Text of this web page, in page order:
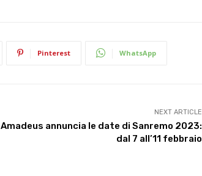
Pinterest WhatsApp
NEXT ARTICLE
Amadeus annuncia le date di Sanremo 2023:
dal 7 all’11 febbraio